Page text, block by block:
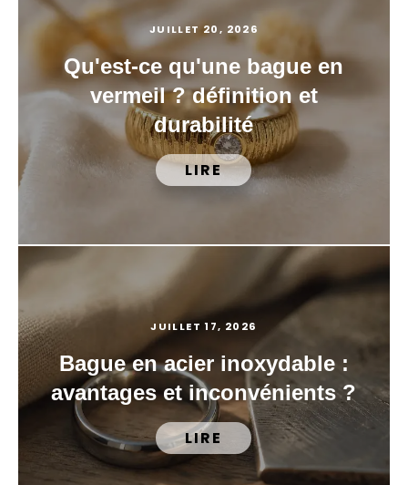
JUILLET 20, 2026
Qu'est-ce qu'une bague en
vermeil ? définition et
durabilité
LIRE
JUILLET 17, 2026
Bague en acier inoxydable :
avantages et inconvénients ?
LIRE